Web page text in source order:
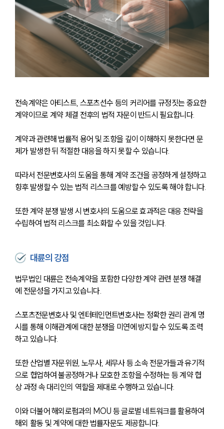
전속계약은 아티스트, 스포츠선수 등의 커리어를 규정짓는 중요한
계약이므로 계약 체결 전후의 법적 자문이 반드시 필요합니다.
계약과 관련해 법률적 용어 및 조항을 깊이 이해하지 못한다면 문
제가 발생한 뒤 적절한 대응을 하지 못할 수 있습니다.
따라서 전문변호사의 도움을 통해 계약 조건을 공정하게 설정하고
향후 발생할 수 있는 법적 리스크를 예방할 수 있도록 해야 합니다.
또한 계약 분쟁 발생 시 변호사의 도움으로 효과적은 대응 전략을
수립하여 법적 리스크를 최소화할 수 있을 것입니다.
대륜의 강점
법무법인 대륜은 전속계약을 포함한 다양한 계약 관련 분쟁 해결
에 전문성을 가지고 있습니다.
스포츠전문변호사 및 엔터테인먼트변호사는 정확한 권리 관계 명
시를 통해 이해관계에 대한 분쟁을 미연에 방지할 수 있도록 조력
하고 있습니다.
또한 산업별 자문위원, 노무사, 세무사 등 소속 전문가들과 유기적
으로 협업하여 불공정하거나 모호한 조항을 수정하는 등 계약 협
상 과정 속 대리인의 역할을 제대로 수행하고 있습니다.
이와 더불어 해외로펌과의 MOU 등 글로벌 네트워크를 활용하여
해외 활동 및 계약에 대한 법률자문도 제공합니다.